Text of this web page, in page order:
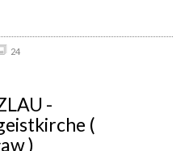
24
-
(
)